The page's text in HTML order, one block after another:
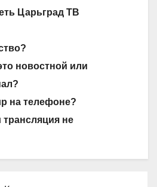
Царьград ТВ
новостной или
на телефоне?
трансляция не